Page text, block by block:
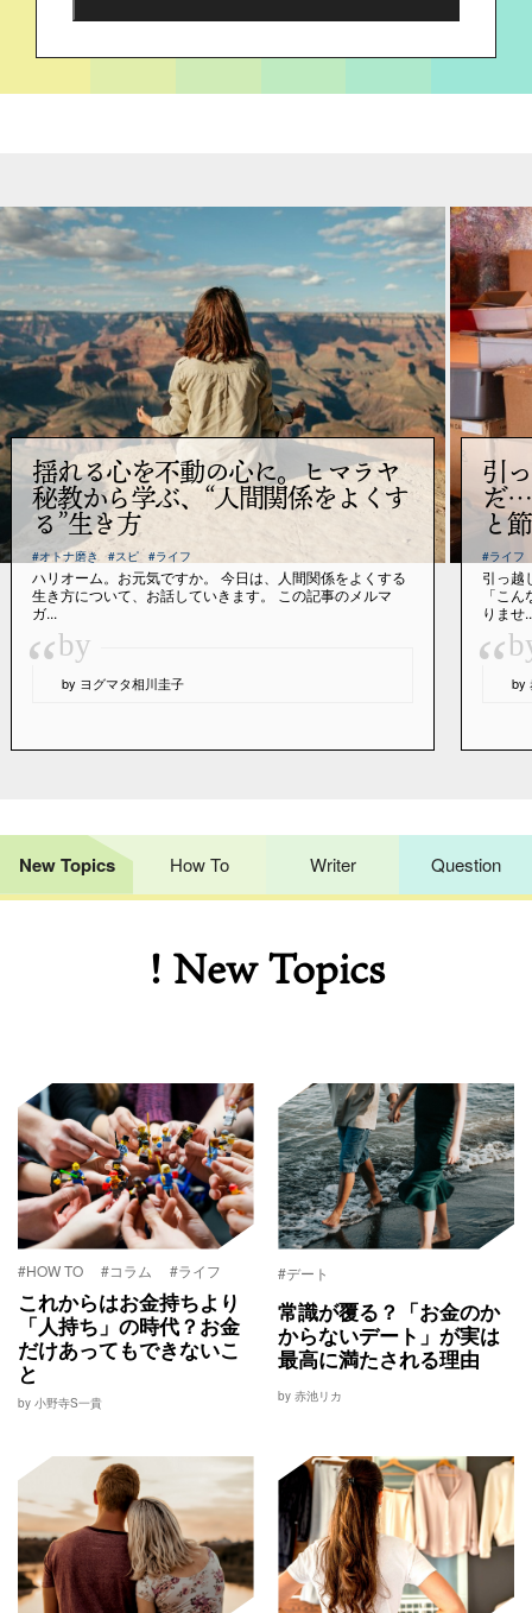
揺れる心を不動の心に。ヒマラヤ
秘教から学ぶ、“人間関係をよくす
る”生き方
#オトナ磨き #スピ #ライフ
ハリオーム。お元気ですか。 今日は、人間関係をよくする
生き方について、お話していきます。 この記事のメルマ
ガ...
“by
by ヨグマタ相川圭子
引
だ…
と
#ライフ
引っ越
「こ
りませ
“ by
New Topics How To Writer Question
! New Topics
#HOW TO #コラム #ライフ
これからはお金持ちより
「人持ち」の時代？お金
だけあってもできないこ
と
by 小野寺S一貴
#デート
常識が覆る？「お金のか
からないデート」が実は
最高に満たされる理由
by 赤池リカ